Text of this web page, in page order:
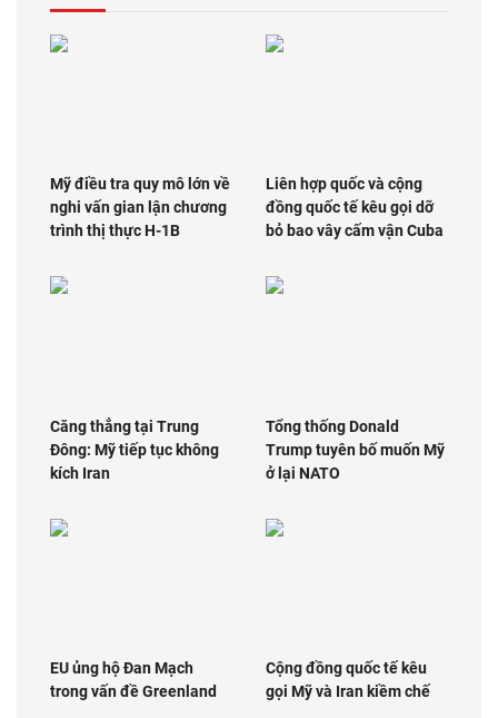
Mỹ điều tra quy mô lớn về
nghi vấn gian lận chương
trình thị thực H-1B
Liên hợp quốc và cộng
đồng quốc tế kêu gọi dỡ
bỏ bao vây cấm vận Cuba
Căng thẳng tại Trung
Đông: Mỹ tiếp tục không
kích Iran
Tổng thống Donald
Trump tuyên bố muốn Mỹ
ở lại NATO
EU ủng hộ Đan Mạch
trong vấn đề Greenland
Cộng đồng quốc tế kêu
gọi Mỹ và Iran kiềm chế